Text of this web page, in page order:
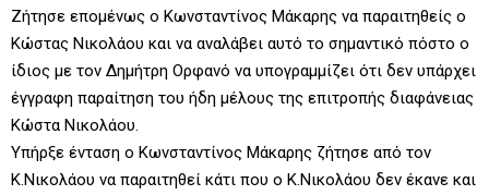
Ζήτησε επομένως ο Κωνσταντίνος Μάκαρης να παραιτηθείς ο
Κώστας Νικολάου και να αναλάβει αυτό το σημαντικό πόστο ο
ίδιος με τον Δημήτρη Ορφανό να υπογραμμίζει ότι δεν υπάρχει
έγγραφη παραίτηση του ήδη μέλους της επιτροπής διαφάνειας
Κώστα Νικολάου.
Υπήρξε ένταση ο Κωνσταντίνος Μάκαρης ζήτησε από τον
Κ.Νικολάου να παραιτηθεί κάτι που ο Κ.Νικολάου δεν έκανε και